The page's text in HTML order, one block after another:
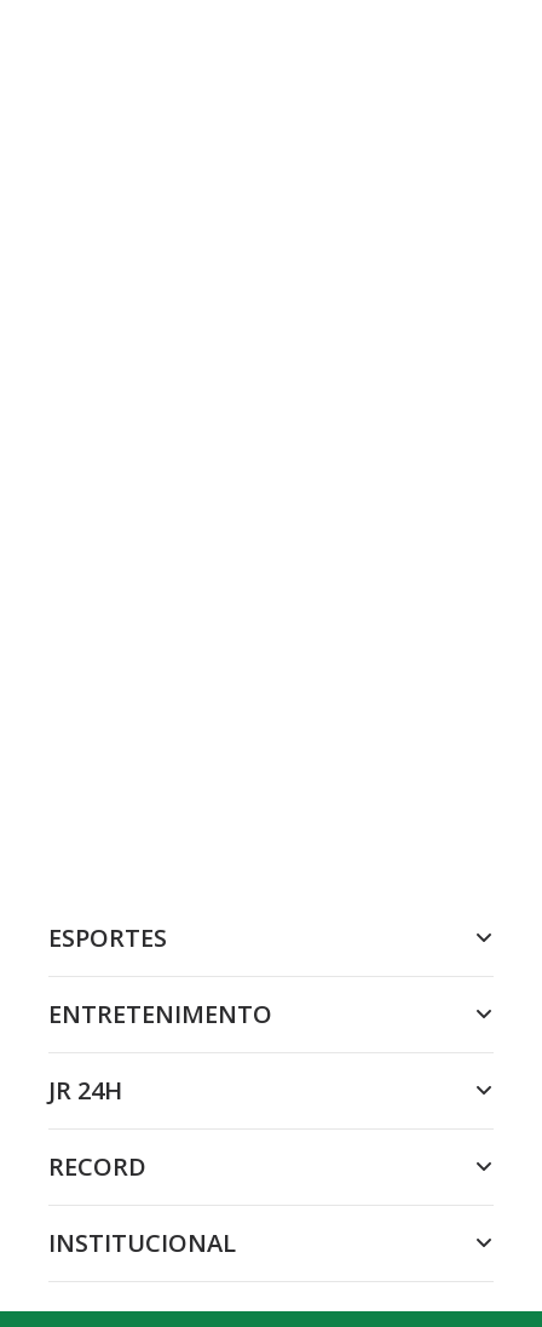
ESPORTES
ENTRETENIMENTO
JR 24H
RECORD
INSTITUCIONAL